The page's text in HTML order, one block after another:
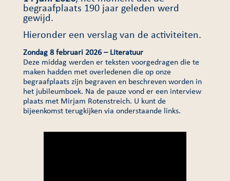
begraafplaats 190 jaar geleden werd
gewijd.
Hieronder een verslag van de activiteiten.
Zondag 8 februari 2026 – Literatuur
Deze middag werden er teksten voorgedragen die te
maken hadden met overledenen die op onze
begraafplaats zijn begraven en beschreven worden in
het jubileumboek. Na de pauze vond er een interview
plaats met Mirjam Rotenstreich. U kunt de
bijeenkomst terugkijken via onderstaande links.